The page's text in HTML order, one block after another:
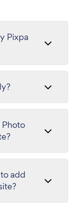
Pixpa
Photo
add